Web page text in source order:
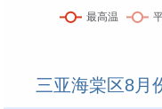
三亚海棠区8月